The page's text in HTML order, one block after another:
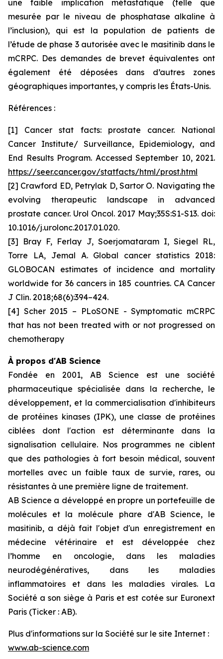
une faible implication métastatique (telle que
mesurée par le niveau de phosphatase alkaline à
l’inclusion), qui est la population de patients de
l’étude de phase 3 autorisée avec le masitinib dans le
mCRPC. Des demandes de brevet équivalentes ont
également été déposées dans d’autres zones
géographiques importantes, y compris les États-Unis.
Références :
[1] Cancer stat facts: prostate cancer. National
Cancer Institute/ Surveillance, Epidemiology, and
End Results Program. Accessed September 10, 2021.
https://seer.cancer.gov/statfacts/html/prost.html
[2] Crawford ED, Petrylak D, Sartor O. Navigating the
evolving therapeutic landscape in advanced
prostate cancer. Urol Oncol. 2017 May;35S:S1-S13. doi:
10.1016/j.urolonc.2017.01.020.
[3] Bray F, Ferlay J, Soerjomataram I, Siegel RL,
Torre LA, Jemal A. Global cancer statistics 2018:
GLOBOCAN estimates of incidence and mortality
worldwide for 36 cancers in 185 countries. CA Cancer
J Clin. 2018;68(6):394–424.
[4] Scher 2015 – PLoSONE - Symptomatic mCRPC
that has not been treated with or not progressed on
chemotherapy
À propos d'AB Science
Fondée en 2001, AB Science est une société
pharmaceutique spécialisée dans la recherche, le
développement, et la commercialisation d'inhibiteurs
de protéines kinases (IPK), une classe de protéines
ciblées dont l'action est déterminante dans la
signalisation cellulaire. Nos programmes ne ciblent
que des pathologies à fort besoin médical, souvent
mortelles avec un faible taux de survie, rares, ou
résistantes à une première ligne de traitement.
AB Science a développé en propre un portefeuille de
molécules et la molécule phare d'AB Science, le
masitinib, a déjà fait l'objet d'un enregistrement en
médecine vétérinaire et est développée chez
l’homme en oncologie, dans les maladies
neurodégénératives, dans les maladies
inflammatoires et dans les maladies virales. La
Société a son siège à Paris et est cotée sur Euronext
Paris (Ticker : AB).
Plus d'informations sur la Société sur le site Internet :
www.ab-science.com